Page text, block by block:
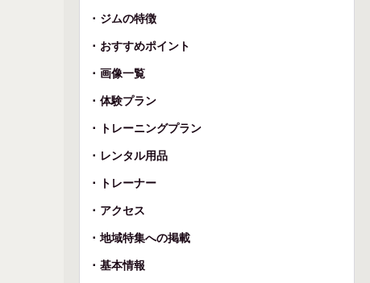
ジムの特徴
おすすめポイント
画像一覧
体験プラン
トレーニングプラン
レンタル用品
トレーナー
アクセス
地域特集への掲載
基本情報